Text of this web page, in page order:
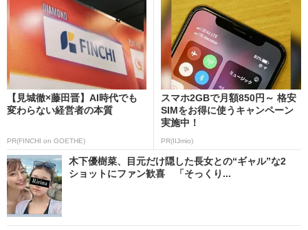
【見城徹×藤田晋】AI時代でも
変わらない経営者の本質
PR(FINCHI on GOETHE)
スマホ2GBで月額850円～ 格安
SIMをお得に使うキャンペーン
実施中！
PR(IIJmio)
木下優樹菜、目元だけ隠した長女との“ギャル”な2
ショットにファン歓喜 「そっくり...